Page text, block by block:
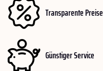
Transparente Preise
Günstiger Service